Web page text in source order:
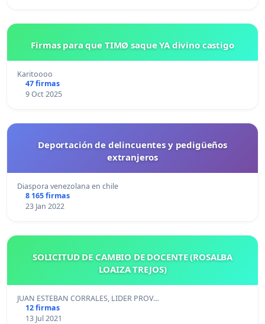
Firmas para que TIMØ saque YA divino castigo
Karitoooo
47 firmas
9 Oct 2025
Deportación de delincuentes y pedigüeños
extranjeros
Diaspora venezolana en chile
8 165 firmas
23 Jan 2022
SOLICITUD DE CAMBIO DE DOCENTE (ROSALBA
LOAIZA TREJOS)
JUAN ESTEBAN CORRALES, LIDER PROV…
12 firmas
13 Jul 2021